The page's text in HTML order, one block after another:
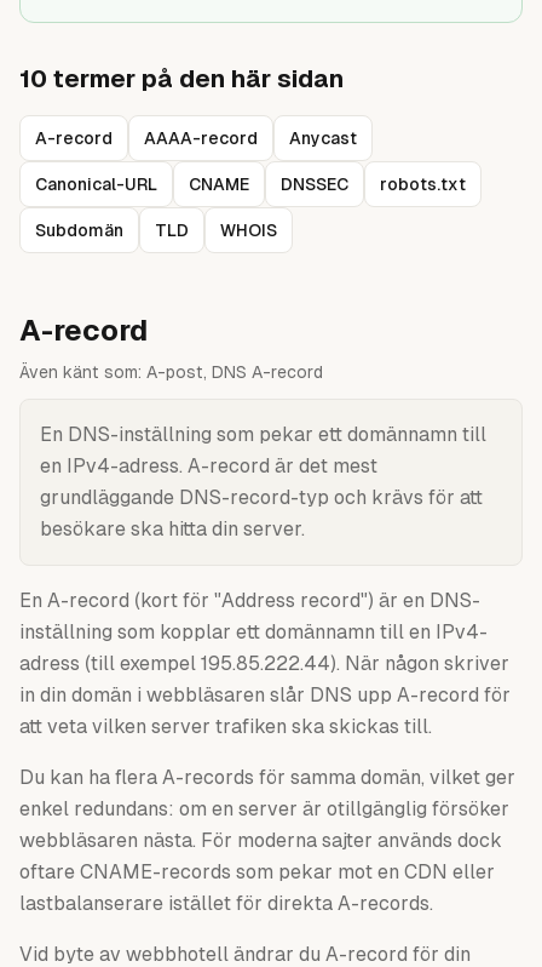
10 termer på den här sidan
A-record AAAA-record Anycast
Canonical-URL CNAME DNSSEC robots.txt
Subdomän TLD WHOIS
A-record
Även känt som: A-post, DNS A-record
En DNS-inställning som pekar ett domännamn till
en IPv4-adress. A-record är det mest
grundläggande DNS-record-typ och krävs för att
besökare ska hitta din server.
En A-record (kort för "Address record") är en DNS-
inställning som kopplar ett domännamn till en IPv4-
adress (till exempel 195.85.222.44). När någon skriver
in din domän i webbläsaren slår DNS upp A-record för
att veta vilken server trafiken ska skickas till.
Du kan ha flera A-records för samma domän, vilket ger
enkel redundans: om en server är otillgänglig försöker
webbläsaren nästa. För moderna sajter används dock
oftare CNAME-records som pekar mot en CDN eller
lastbalanserare istället för direkta A-records.
Vid byte av webbhotell ändrar du A-record för din